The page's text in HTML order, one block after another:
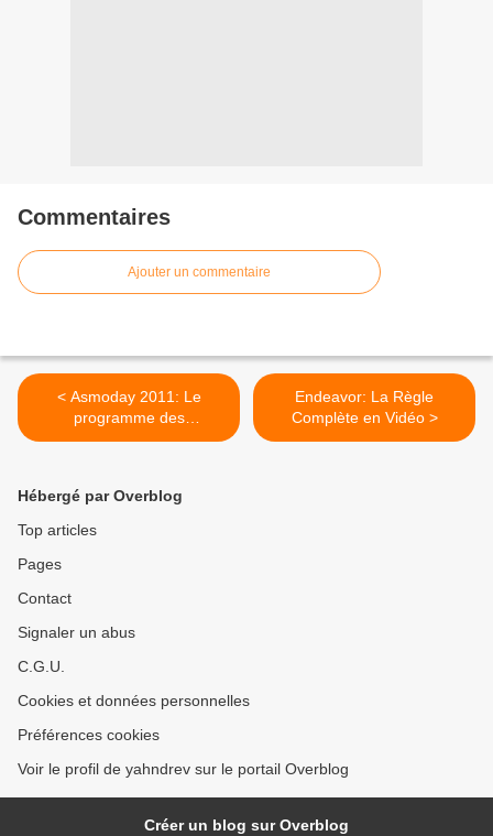
Commentaires
Ajouter un commentaire
< Asmoday 2011: Le
programme des
réjouissances
Endeavor: La Règle
Complète en Vidéo >
Hébergé par Overblog
Top articles
Pages
Contact
Signaler un abus
C.G.U.
Cookies et données personnelles
Préférences cookies
Voir le profil de yahndrev sur le portail Overblog
Créer un blog sur Overblog